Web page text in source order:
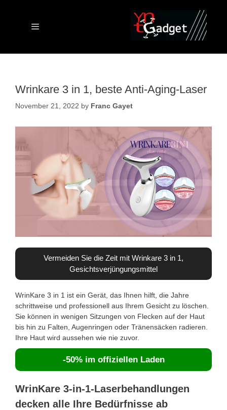
Menu
Wrinkare 3 in 1, beste Anti-Aging-Laser
November 21, 2022 by Franc Gayet
Vermeiden Sie die Zeit mit Wrinkare 3 in 1,
Gesichtsverjüngungsmittel
WrinKare 3 in 1 ist ein Gerät, das Ihnen hilft, die Jahre
schrittweise und professionell aus Ihrem Gesicht zu löschen.
Sie können in wenigen Sitzungen von Flecken auf der Haut
bis hin zu Falten, Augenringen oder Tränensäcken radieren.
Ihre Haut wird aussehen wie nie zuvor.
-50% im offiziellen Laden
WrinKare 3-in-1-Laserbehandlungen
decken alle Ihre Bedürfnisse ab